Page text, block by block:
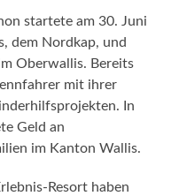
startete am 30. Juni
dem Nordkap, und
Oberwallis. Bereits
mit ihrer
In
Geld an
im Kanton Wallis.
Resort haben